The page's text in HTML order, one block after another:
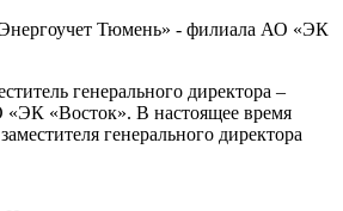
Тюмень» - филиала АО «ЭК
генерального директора –
«ЭК «Восток». В настоящее время
генерального директора